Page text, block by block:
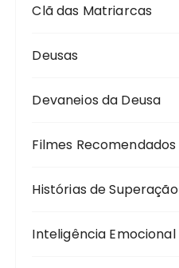
Clã das Matriarcas
Deusas
Devaneios da Deusa
Filmes Recomendados
Histórias de Superação
Inteligência Emocional